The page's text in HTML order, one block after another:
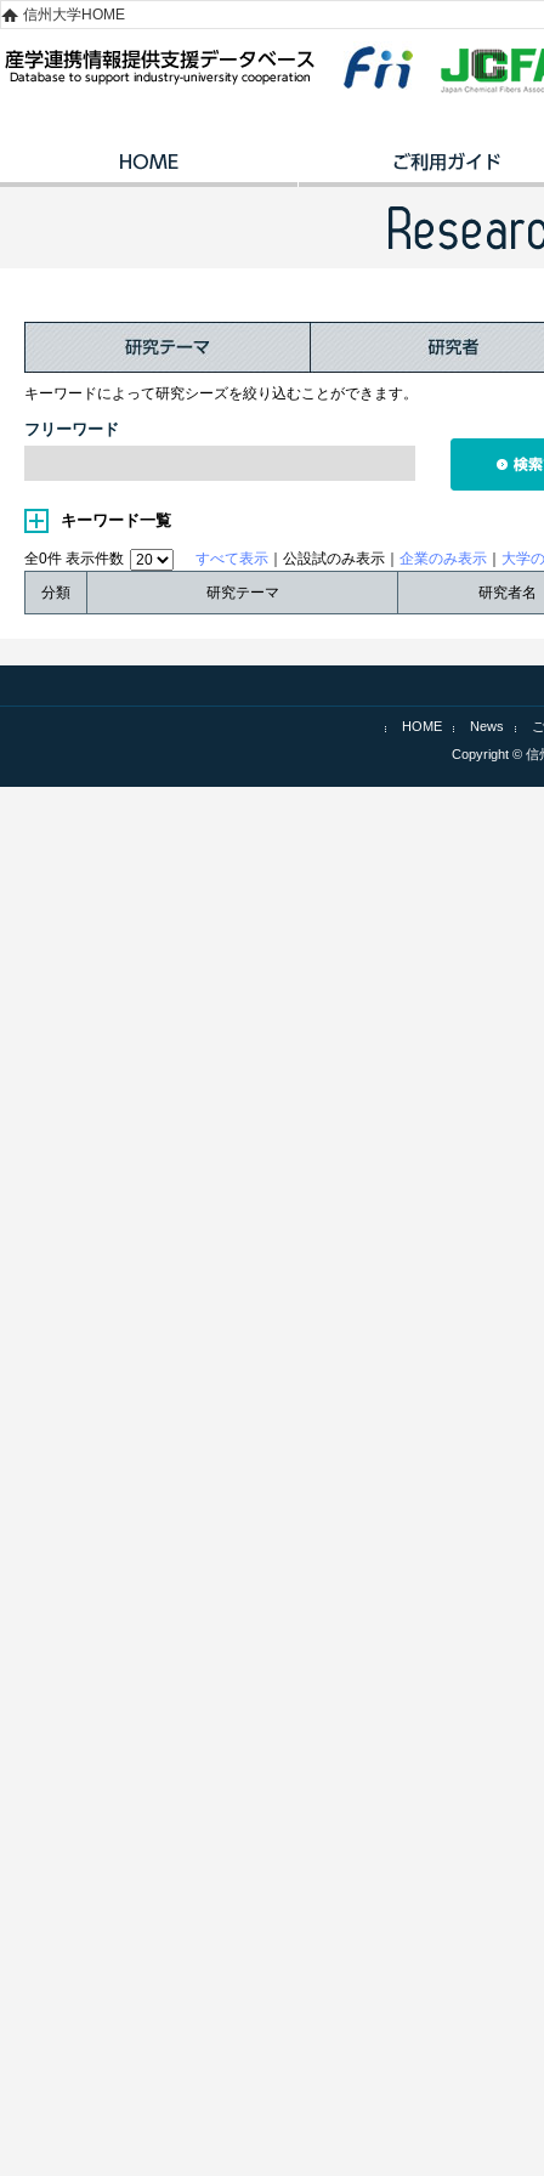
信州大学HOME
キーワードによって研究シーズを絞り込むことができます。
フリーワード
キーワード一覧
全0件 表示件数 すべて表示 ｜公設試のみ表示｜ 企業のみ表示
大学
分類
研究テーマ 研究者名
HOME News
Copyright © 信